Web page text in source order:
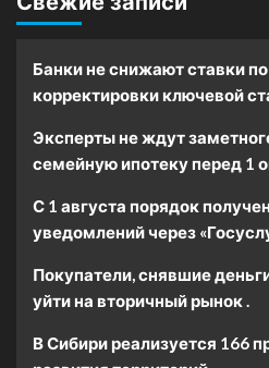
Банки не снижают ставки
корректировки ключевой
Эксперты не ждут
семейную ипотеку перед 1
С 1 августа порядок
уведомлений через
Покупатели, снявшие
уйти на вторичный рынок .
В Сибири реализуется 166